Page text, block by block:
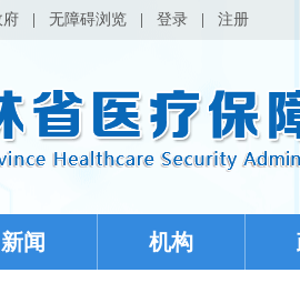
府 无障碍浏览 登录 注册
新闻 机构